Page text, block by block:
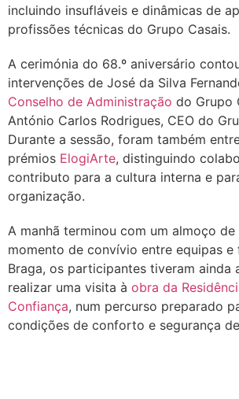
incluindo insufláveis e dinâmicas de
profissões técnicas do Grupo Casais.
A cerimónia do 68.º aniversário
intervenções de José da Silva
Conselho de Administração do Grupo
António Carlos Rodrigues, CEO do
Durante a sessão, foram também
prémios ElogiArte, distinguindo
contributo para a cultura interna e
organização.
A manhã terminou com um almoço de
momento de convívio entre equipas e
Braga, os participantes tiveram ainda
realizar uma visita à obra da
Confiança, num percurso preparado
condições de conforto e segurança